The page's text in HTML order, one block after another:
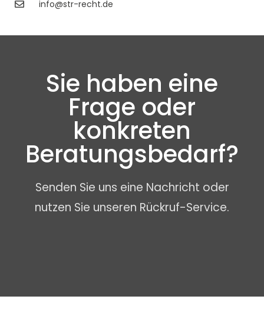
info@str-recht.de
Sie haben eine
Frage oder
konkreten
Beratungsbedarf?
Senden Sie uns eine Nachricht oder
nutzen Sie unseren Rückruf-Service.